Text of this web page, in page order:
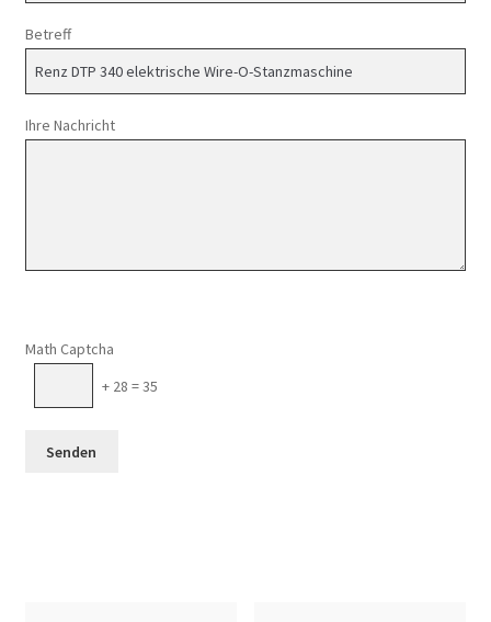
Betreff
Ihre Nachricht
Math Captcha
+ 28 = 35